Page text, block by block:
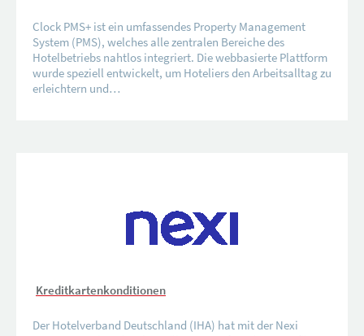
Clock PMS+ ist ein umfassendes Property Management
System (PMS), welches alle zentralen Bereiche des
Hotelbetriebs nahtlos integriert. Die webbasierte Plattform
wurde speziell entwickelt, um Hoteliers den Arbeitsalltag zu
erleichtern und…
Kreditkartenkonditionen
Der Hotelverband Deutschland (IHA) hat mit der Nexi